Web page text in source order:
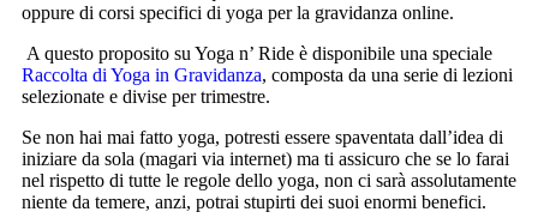
oppure di corsi specifici di yoga per la gravidanza online.
A questo proposito su Yoga n’ Ride è disponibile una speciale
Raccolta di Yoga in Gravidanza, composta da una serie di lezioni
selezionate e divise per trimestre.
Se non hai mai fatto yoga, potresti essere spaventata dall’idea di
iniziare da sola (magari via internet) ma ti assicuro che se lo farai
nel rispetto di tutte le regole dello yoga, non ci sarà assolutamente
niente da temere, anzi, potrai stupirti dei suoi enormi benefici.